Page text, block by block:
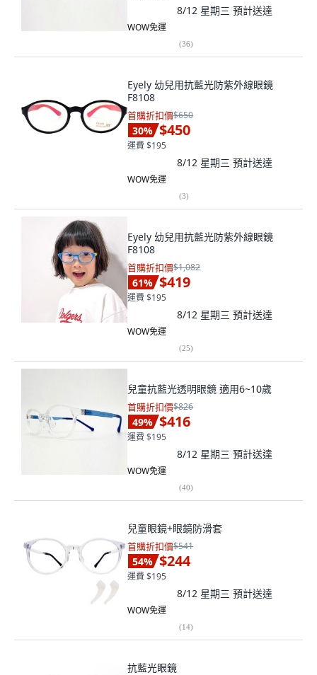
8/12 星期三 預計送達
WOW免運
(36)
Eyely 幼兒用抗藍光防紫外線眼鏡
F8108
首購折扣價$650
30% $450
運費 $195
8/12 星期三 預計送達
WOW免運
(3)
Eyely 幼兒用抗藍光防紫外線眼鏡
F8108
首購折扣價$1,082
61% $419
運費 $195
8/12 星期三 預計送達
WOW免運
(25)
兒童抗藍光透明眼鏡 適用6~10歲
首購折扣價$826
49% $416
運費 $195
8/12 星期三 預計送達
WOW免運
(40)
兒童眼鏡+眼鏡防滑套
首購折扣價$541
54% $244
運費 $195
8/12 星期三 預計送達
WOW免運
(14)
抗藍光眼鏡